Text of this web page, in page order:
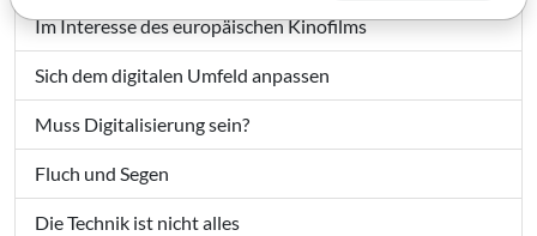
Im Interesse des europäischen Kinofilms
Sich dem digitalen Umfeld anpassen
Muss Digitalisierung sein?
Fluch und Segen
Die Technik ist nicht alles